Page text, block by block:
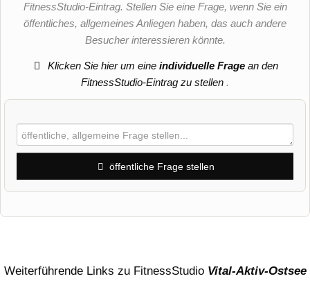
FitnessStudio-Eintrag. Stellen Sie eine Frage, wenn Sie ein
öffentliches, allgemeines Anliegen haben, das auch andere
Besucher interessieren könnte.
Klicken Sie hier um eineindividuelle Frage an den
FitnessStudio-Eintrag zu stellen .
öffentliche Frage stellen
Weiterführende Links zu FitnessStudio Vital-Aktiv-Ostsee